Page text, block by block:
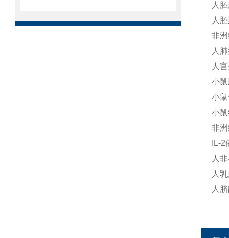
人
人
非
人
人
小
小
小
非
IL-
人
人
人